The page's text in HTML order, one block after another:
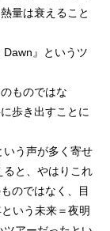
量は衰えること
』というツ
ものではな
歩き出すことに
いう声が多く寄せ
ると、やはりこれ
のではなく、目
いう未来＝夜明